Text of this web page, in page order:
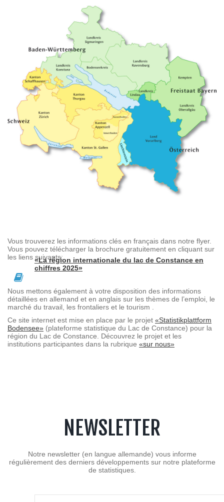
Vous trouverez les informations clés en français dans notre flyer.
Vous pouvez télécharger la brochure gratuitement en cliquant sur
les liens suivants:«La région internationale du lac de Constance en
chiffres 2025»
Nous mettons également à votre disposition des informations
détaillées en allemand et en anglais sur les thèmes de l’emploi, le
marché du travail, les frontaliers et le tourism .
Ce site internet est mise en place par le projet «Statistikplattform
Bodensee» (plateforme statistique du Lac de Constance) pour la
région du Lac de Constance. Découvrez le projet et les
institutions participantes dans la rubrique «sur nous»
NEWSLETTER
Notre newsletter (en langue allemande) vous informe
régulièrement des derniers développements sur notre plateforme
de statistiques.